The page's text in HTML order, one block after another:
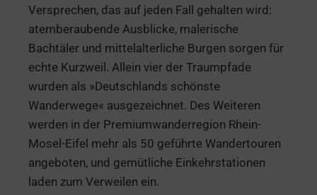
Versprechen, das auf jeden Fall gehalten wird:
atemberaubende Ausblicke, malerische
Bachtäler und mittelalterliche Burgen sorgen für
echte Kurzweil. Allein vier der Traumpfade
wurden als »Deutschlands schönste
Wanderwege« ausgezeichnet. Des Weiteren
werden in der Premiumwanderregion Rhein-
Mosel-Eifel mehr als 50 geführte Wandertouren
angeboten, und gemütliche Einkehrstationen
laden zum Verweilen ein.